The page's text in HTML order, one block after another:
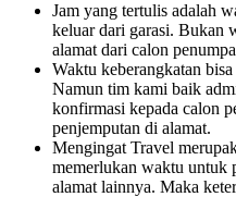
Jam yang tertulis adalah
keluar dari garasi. Bukan
alamat dari calon
Waktu keberangkatan
Namun tim kami baik
konfirmasi kepada calon
penjemputan di alamat.
Mengingat Travel
memerlukan waktu untuk
alamat lainnya. Maka